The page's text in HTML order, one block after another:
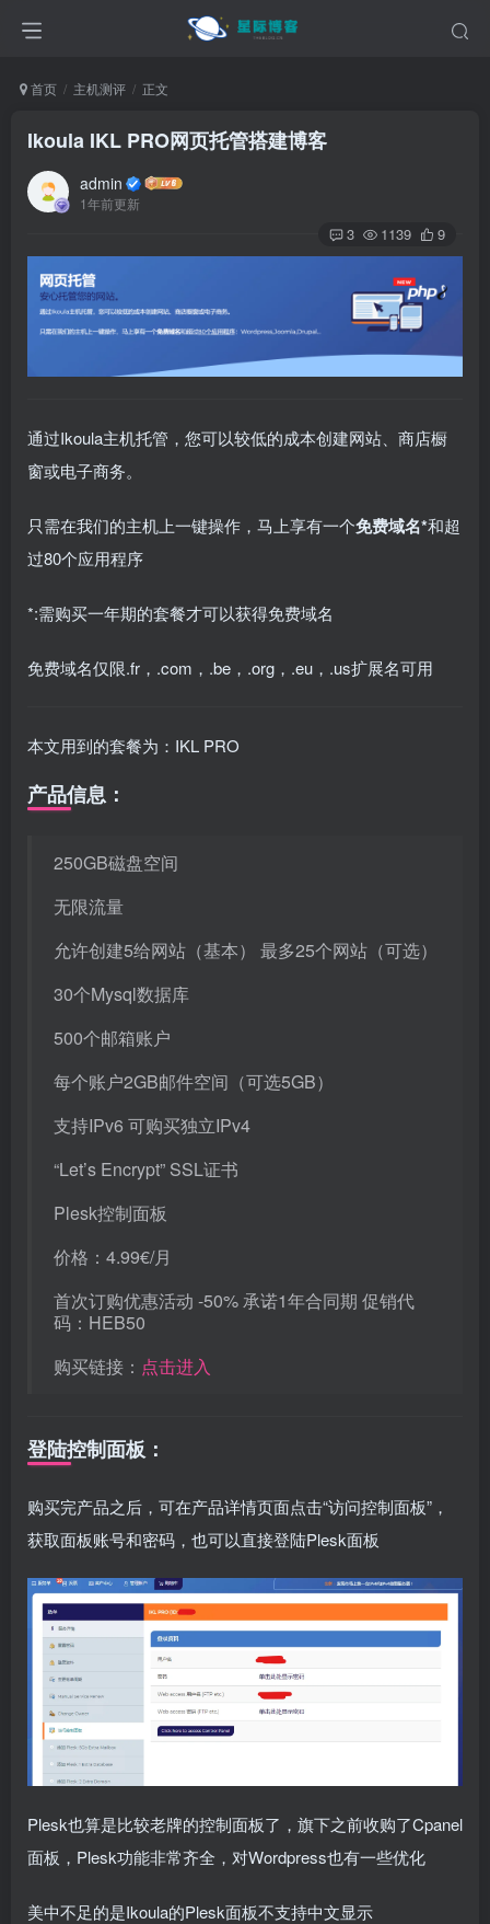
首页 主机测评 正文
Ikoula IKL PRO网页托管搭建博客
admin
1年前更新
3 1139 9
通过Ikoula主机托管，您可以较低的成本创建网站、商店橱
窗或电子商务。
只需在我们的主机上一键操作，马上享有一个免费域名*和超
过80个应用程序
*:需购买一年期的套餐才可以获得免费域名
免费域名仅限.fr，.com，.be，.org，.eu，.us扩展名可用
本文用到的套餐为：IKL PRO
产品信息：
250GB磁盘空间
无限流量
允许创建5给网站（基本） 最多25个网站（可选）
30个Mysql数据库
500个邮箱账户
每个账户2GB邮件空间（可选5GB）
支持IPv6 可购买独立IPv4
“Let’s Encrypt” SSL证书
Plesk控制面板
价格：4.99€/月
首次订购优惠活动 -50% 承诺1年合同期 促销代
码：HEB50
购买链接： 点击进入
登陆控制面板：
购买完产品之后，可在产品详情页面点击“访问控制面板”，
获取面板账号和密码，也可以直接登陆Plesk面板
Plesk也算是比较老牌的控制面板了，旗下之前收购了Cpanel
面板，Plesk功能非常齐全，对Wordpress也有一些优化
美中不足的是Ikoula的Plesk面板不支持中文显示